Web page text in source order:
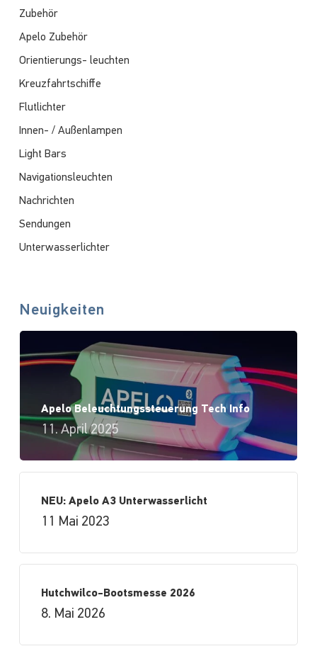
Zubehör
Apelo Zubehör
Orientierungs- leuchten
Kreuzfahrtschiffe
Flutlichter
Innen- / Außenlampen
Light Bars
Navigationsleuchten
Nachrichten
Sendungen
Unterwasserlichter
Neuigkeiten
Apelo Beleuchtungssteuerung Tech Info
11. April 2025
NEU: Apelo A3 Unterwasserlicht
11 Mai 2023
Hutchwilco-Bootsmesse 2026
8. Mai 2026